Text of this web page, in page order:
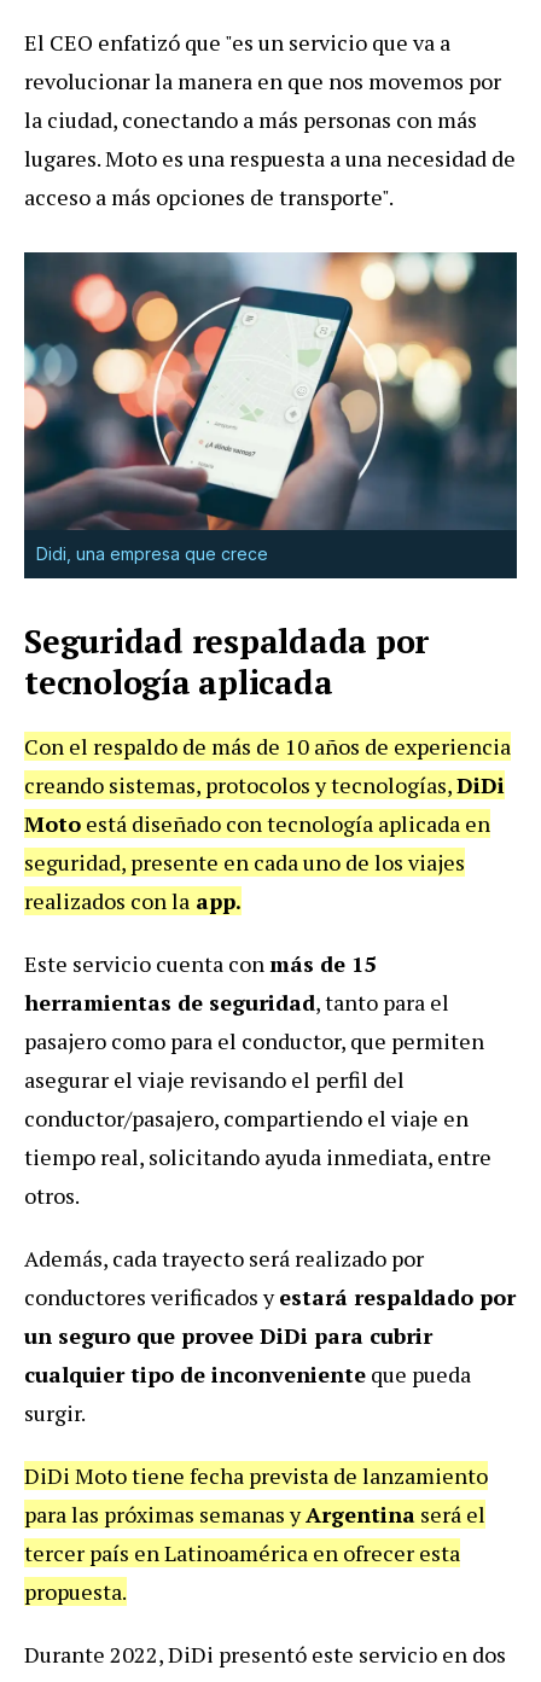
El CEO enfatizó que "es un servicio que va a
revolucionar la manera en que nos movemos por
la ciudad, conectando a más personas con más
lugares. Moto es una respuesta a una necesidad de
acceso a más opciones de transporte".
Didi, una empresa que crece
Seguridad respaldada por
tecnología aplicada
Con el respaldo de más de 10 años de experiencia
creando sistemas, protocolos y tecnologías,DiDi
Moto está diseñado con tecnología aplicada en
seguridad, presente en cada uno de los viajes
realizados con la app.
Este servicio cuenta con más de 15
herramientas de seguridad, tanto para el
pasajero como para el conductor, que permiten
asegurar el viaje revisando el perfil del
conductor/pasajero, compartiendo el viaje en
tiempo real, solicitando ayuda inmediata, entre
otros.
Además, cada trayecto será realizado por
conductores verificados yestará respaldado por
un seguro que provee DiDi para cubrir
cualquier tipo de inconveniente que pueda
surgir.
DiDi Moto tiene fecha prevista de lanzamiento
para las próximas semanas yArgentina será el
tercer país en Latinoamérica en ofrecer esta
propuesta.
Durante 2022, DiDi presentó este servicio en dos